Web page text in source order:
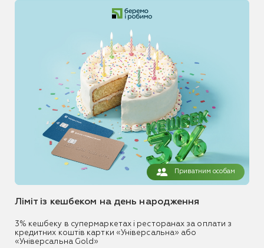
Приватним особам
Ліміт із кешбеком на день народження
3% кешбеку в супермаркетах і ресторанах за оплати з
кредитних коштів картки «Універсальна» або
«Універсальна Gold»